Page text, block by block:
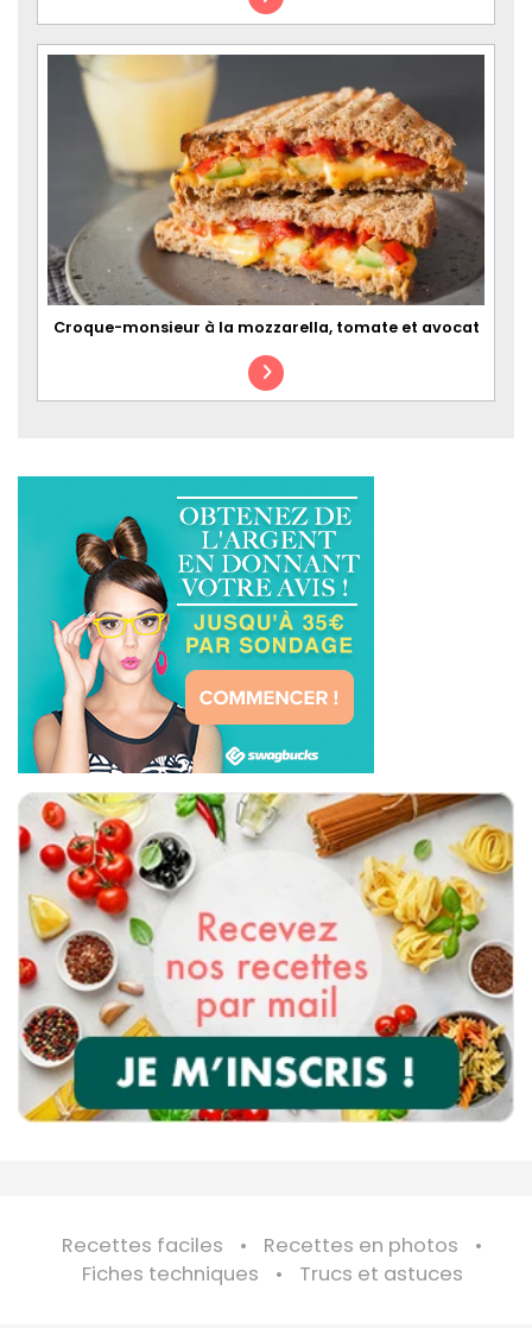
Croque-monsieur à la mozzarella, tomate et avocat
Recettes faciles
Recettes en photos
Fiches techniques
Trucs et astuces